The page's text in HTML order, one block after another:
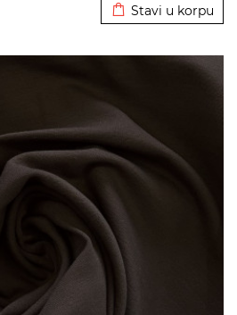
Stavi u korpu